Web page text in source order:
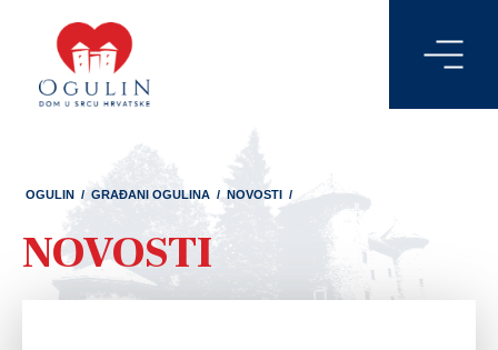
OGULIN / GRAĐANI OGULINA / NOVOSTI /
NOVOSTI